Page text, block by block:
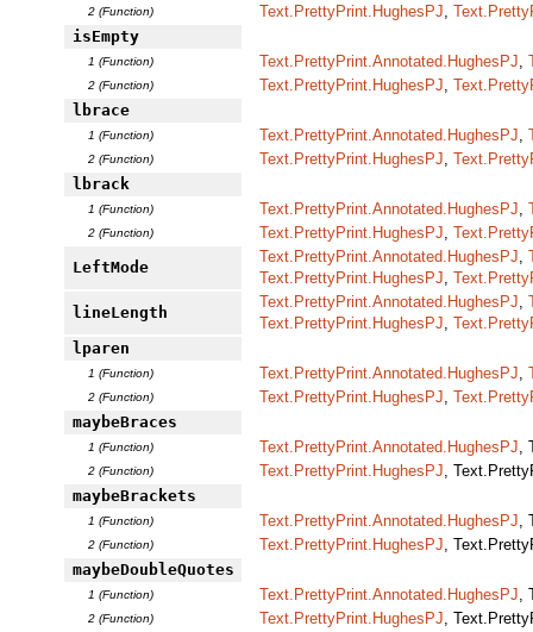
2 (Function) Text.PrettyPrint.HughesPJ
isEmpty
1 (Function) Text.PrettyPrint.Annotated.HughesPJ
2 (Function) Text.PrettyPrint.HughesPJ
lbrace
1 (Function) Text.PrettyPrint.Annotated.HughesPJ
2 (Function) Text.PrettyPrint.HughesPJ
lbrack
1 (Function) Text.PrettyPrint.Annotated.HughesPJ
2 (Function) Text.PrettyPrint.HughesPJ
LeftMode
Text.PrettyPrint.Annotated.HughesPJ
Text.PrettyPrint.HughesPJ
lineLength
Text.PrettyPrint.Annotated.HughesPJ
Text.PrettyPrint.HughesPJ
lparen
1 (Function) Text.PrettyPrint.Annotated.HughesPJ
2 (Function) Text.PrettyPrint.HughesPJ
maybeBraces
1 (Function) Text.PrettyPrint.Annotated.HughesPJ
2 (Function) Text.PrettyPrint.HughesPJ ,
maybeBrackets
1 (Function) Text.PrettyPrint.Annotated.HughesPJ
2 (Function) Text.PrettyPrint.HughesPJ ,
maybeDoubleQuotes
1 (Function) Text.PrettyPrint.Annotated.HughesPJ
2 (Function) Text.PrettyPrint.HughesPJ ,